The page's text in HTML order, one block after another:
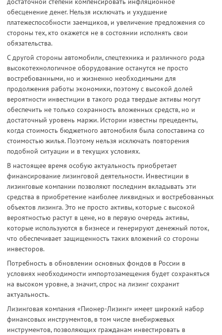
обесценение денег. Нельзя исключать и ухудшение
платежеспособности заемщиков, и увеличение предложения со
стороны тех, кто окажется не в состоянии исполнять свои
обязательства.
С другой стороны автомобили, спецтехника и различного рода
высокотехнологичное оборудование останутся не просто
востребованными, но и жизненно необходимыми для
продолжения работы экономики, поэтому с высокой долей
вероятности инвестиции в такого рода твердые активы могут
обеспечить не только сохранность вложенных средств, но и
достаточный уровень маржи. Истории известны прецеденты,
когда стоимость бюджетного автомобиля была сопоставима со
стоимостью жилья. Поэтому нельзя исключать повторения
подобной ситуации и в текущих условиях.
В настоящее время особую актуальность приобретает
финансирование лизинговой деятельности. Инвестиции в
лизинговые компании позволяют последним вкладывать эти
средства в приобретение наиболее ликвидных и востребованных
объектов лизинга. Это не просто активы, которые с высокой
вероятностью растут в цене, но в первую очередь активы,
которые используются в бизнесе и генерируют денежный поток,
что обеспечивает защищенность таких вложений со стороны
инвесторов.
Потребность в обновлении основных фондов в России в
условиях необходимости импортозамещения будет сохраняться
на высоком уровне, а значит, спрос на лизинг сохранит
актуальность.
Лизинговая компания «Пионер-Лизинг» имеет широкий набор
финансовых инструментов, в том числе внебиржевых
инструментов, позволяющих гражданам инвестировать в